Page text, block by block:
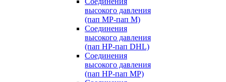
высокого давления
(пап MP-пап M)
Соединения
высокого давления
(пап HP-пап DHL)
Соединения
высокого давления
(пап HP-пап MP)